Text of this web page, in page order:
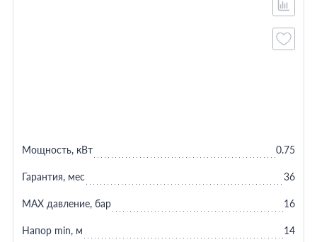
Мощность, кВт 0.75
Гарантия, мес 36
MAX давление, бар 16
Напор min, м 14